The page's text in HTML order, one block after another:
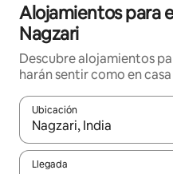
Alojamientos para
Nagzari
Descubre alojamientos
harán sentir como en
Ubicación
Cuando los resultados
Llegada